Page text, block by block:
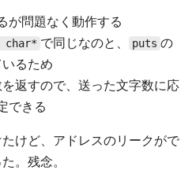
が問題なく動作する
char* で同じなのと、 puts の
るため
返すので、送った文字数に応
できる
けど、アドレスのリークがで
。残念。